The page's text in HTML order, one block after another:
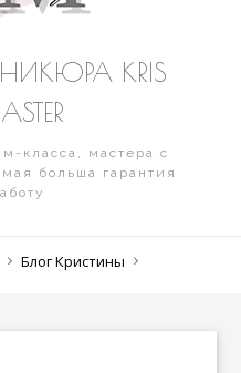
KRIS
класса, мастера с
больша гарантия
Блог Кристины